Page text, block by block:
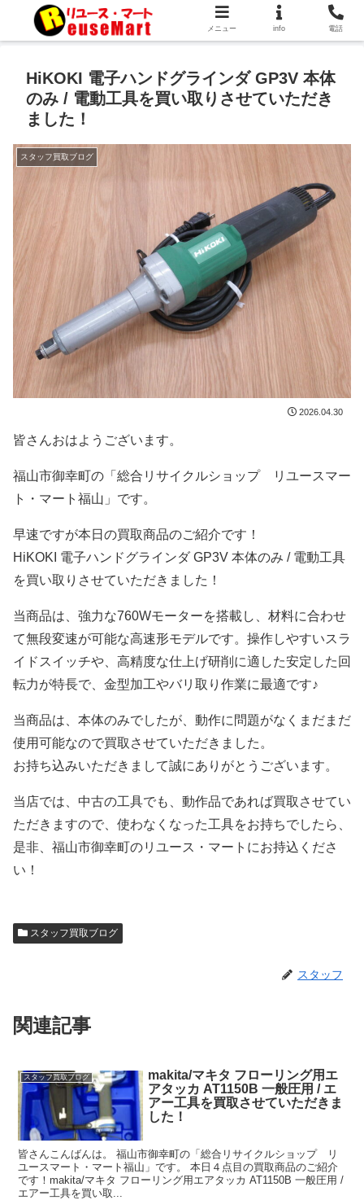
HiKOKI 電子ハンドグラインダ GP3V 本体
のみ / 電動工具を買い取りさせていただき
ました！
スタッフ買取ブログ
2026.04.30
皆さんおはようございます。
福山市御幸町の「総合リサイクルショップ リユースマー
ト・マート福山」です。
早速ですが本日の買取商品のご紹介です！
HiKOKI 電子ハンドグラインダ GP3V 本体のみ / 電動工具
を買い取りさせていただきました！
当商品は、強力な760Wモーターを搭載し、材料に合わせ
て無段変速が可能な高速形モデルです。操作しやすいスラ
イドスイッチや、高精度な仕上げ研削に適した安定した回
転力が特長で、金型加工やバリ取り作業に最適です♪
当商品は、本体のみでしたが、動作に問題がなくまだまだ
使用可能なので買取させていただきました。
お持ち込みいただきまして誠にありがとうございます。
当店では、中古の工具でも、動作品であれば買取させてい
ただきますので、使わなくなった工具をお持ちでしたら、
是非、福山市御幸町のリユース・マートにお持込くださ
い！
スタッフ買取ブログ
スタッフ
関連記事
スタッフ買取ブログ
makita/マキタ フローリング用エ
アタッカ AT1150B 一般圧用 / エ
アー工具を買取させていただきま
した！
皆さんこんばんは。 福山市御幸町の「総合リサイクルショップ リ
ユースマート・マート福山」です。 本日４点目の買取商品のご紹介
です！makita/マキタ フローリング用エアタッカ AT1150B 一般圧用 /
エアー工具を買い取...
メニュー info 電話